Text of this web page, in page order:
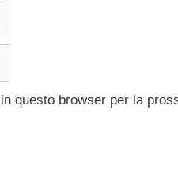
questo browser per la